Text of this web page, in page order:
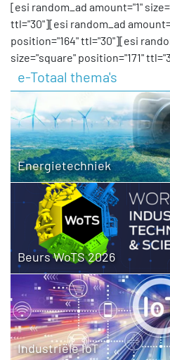
[esi random_ad amount="1"
ttl="30"][esi random_ad
position="164" ttl="30"][esi
size="square" position="171"
e-Totaal thema's
Energietechniek
Beurs WoTS 2026
Industriële IoT